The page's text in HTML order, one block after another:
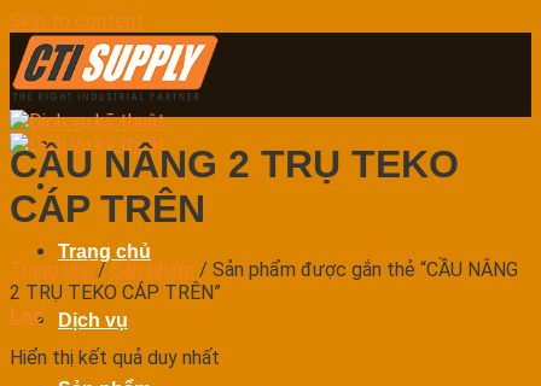
Skip to content
Trang chủ
Dịch vụ
CẦU NÂNG 2 TRỤ TEKO
CÁP TRÊN
Trang chủ / Sản phẩm / Sản phẩm được gắn thẻ “CẦU NÂNG
2 TRỤ TEKO CÁP TRÊN”
Lọc
Hiển thị kết quả duy nhất